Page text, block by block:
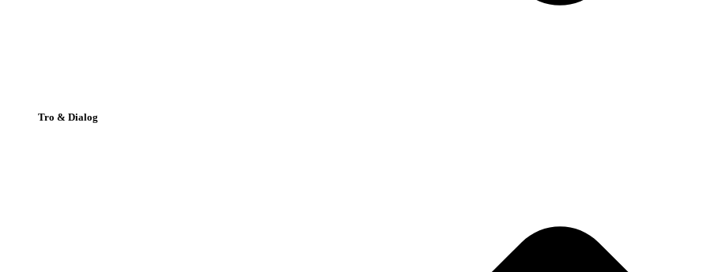
Tro & Dialog